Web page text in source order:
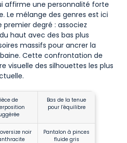
affirme une personnalité forte
Le mélange des genres est ici
degré : associez
haut avec des bas plus
massifs pour ancrer la
Cette confrontation de
visuelle des silhouettes les plus
de
Bas de la tenue
pour l’équilibre
noir
Pantalon à pinces
fluide gris